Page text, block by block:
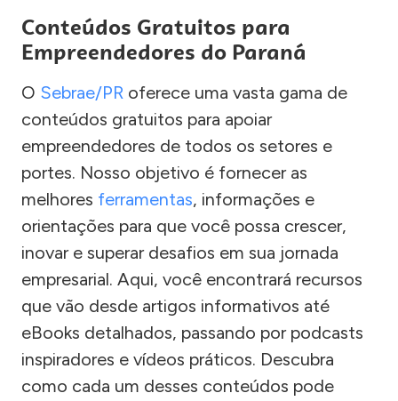
Conteúdos Gratuitos para
Empreendedores do Paraná
O Sebrae/PR oferece uma vasta gama de
conteúdos gratuitos para apoiar
empreendedores de todos os setores e
portes. Nosso objetivo é fornecer as
melhores ferramentas, informações e
orientações para que você possa crescer,
inovar e superar desafios em sua jornada
empresarial. Aqui, você encontrará recursos
que vão desde artigos informativos até
eBooks detalhados, passando por podcasts
inspiradores e vídeos práticos. Descubra
como cada um desses conteúdos pode